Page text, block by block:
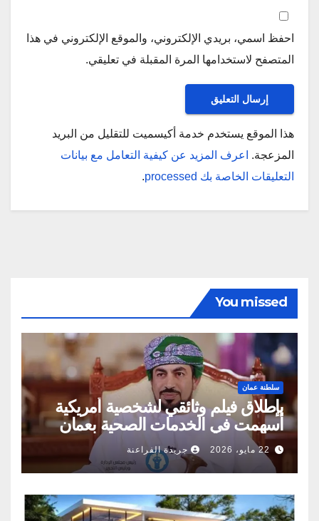
احفظ اسمي، بريدي الإلكتروني، والموقع الإلكتروني في هذا
المتصفح لاستخدامها المرة المقبلة في تعليقي.
هذا الموقع يستخدم خدمة أكيسميت للتقليل من البريد
المزعجة.
اعرف المزيد عن كيفية التعامل مع بيانات
التعليقات الخاصة بك processed
.
You missed
سلطنة عمان
بإطلاق فيلم وثائقي لشخصية أمريكية
أسهمت في الخدمات الصحية بعمان
22 مايو، 2026 جريدة الفراعنة